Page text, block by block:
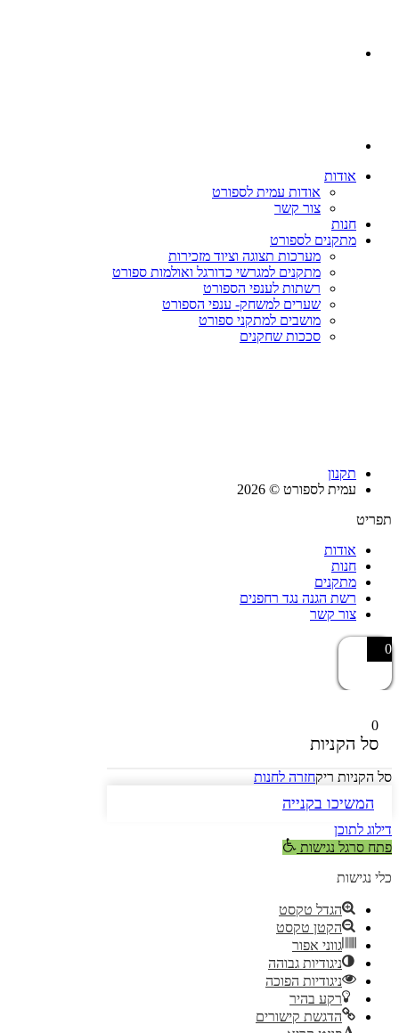
אודות
אודות עמית לספורט
צור קשר
חנות
מתקנים לספורט
מערכות תצוגה וציוד מזכירות
מתקנים למגרשי כדורגל ואולמות ספורט
רשתות לענפי הספורט
שערים למשחק- ענפי הספורט
מושבים למתקני ספורט
סככות שחקנים
תקנון
עמית לספורט © 2026
תפריט
אודות
חנות
מתקנים
רשת הגנה נגד רחפנים
צור קשר
0
0
סל הקניות
סל הקניות ריקחזרה לחנות
המשיכו בקנייה
דילוג לתוכן
פתח סרגל נגישות
כלי נגישות
הגדל טקסט
הקטן טקסט
גווני אפור
ניגודיות גבוהה
ניגודיות הפוכה
רקע בהיר
הדגשת קישורים